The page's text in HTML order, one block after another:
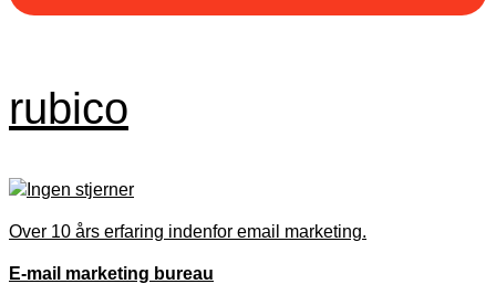
rubico
Over 10 års erfaring indenfor email marketing.
E-mail marketing bureau